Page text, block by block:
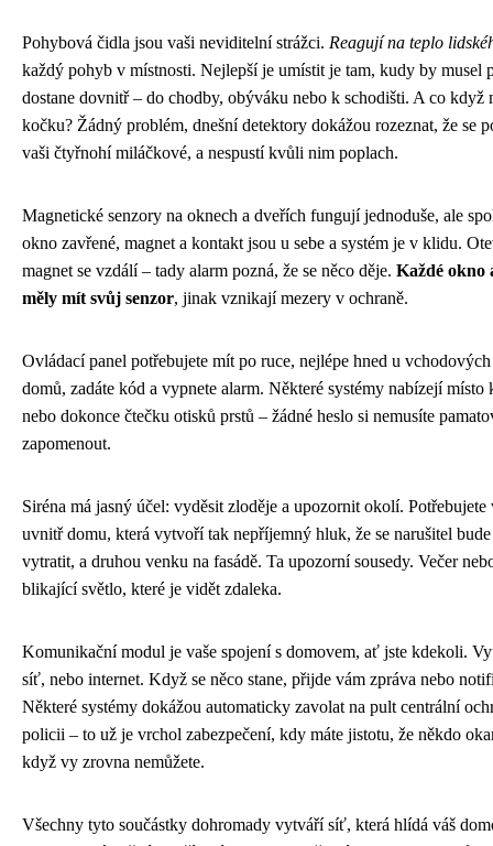
Pohybová čidla jsou vaši neviditelní strážci. Reagují na teplo
každý pohyb v místnosti. Nejlepší je umístit je tam, kudy by musel
dostane dovnitř – do chodby, obýváku nebo k schodišti. A co když
kočku? Žádný problém, dnešní detektory dokážou rozeznat, že se
vaši čtyřnohí miláčkové, a nespustí kvůli nim poplach.
Magnetické senzory na oknech a dveřích fungují jednoduše, ale
okno zavřené, magnet a kontakt jsou u sebe a systém je v klidu.
magnet se vzdálí – tady alarm pozná, že se něco děje. Každé okno
měly mít svůj senzor, jinak vznikají mezery v ochraně.
Ovládací panel potřebujete mít po ruce, nejlépe hned u
domů, zadáte kód a vypnete alarm. Některé systémy nabízejí
nebo dokonce čtečku otisků prstů – žádné heslo si nemusíte
zapomenout.
Siréna má jasný účel: vyděsit zloděje a upozornit okolí. Potřebujete
uvnitř domu, která vytvoří tak nepříjemný hluk, že se narušitel
vytratit, a druhou venku na fasádě. Ta upozorní sousedy. Večer
blikající světlo, které je vidět zdaleka.
Komunikační modul je vaše spojení s domovem, ať jste kdekoli.
síť, nebo internet. Když se něco stane, přijde vám zpráva nebo
Některé systémy dokážou automaticky zavolat na pult centrální
policii – to už je vrchol zabezpečení, kdy máte jistotu, že někdo
když vy zrovna nemůžete.
Všechny tyto součástky dohromady vytváří síť, která hlídá váš